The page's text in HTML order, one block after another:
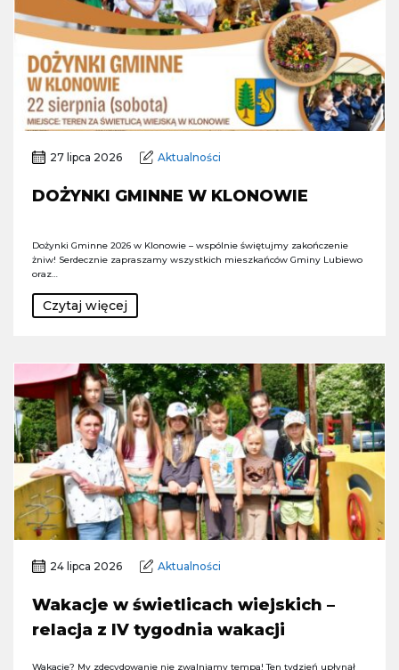
27 lipca 2026 Aktualności
DOŻYNKI GMINNE W KLONOWIE
Dożynki Gminne 2026 w Klonowie – wspólnie świętujmy zakończenie
żniw! Serdecznie zapraszamy wszystkich mieszkańców Gminy Lubiewo
oraz…
Czytaj więcej
24 lipca 2026 Aktualności
Wakacje w świetlicach wiejskich –
relacja z IV tygodnia wakacji
Wakacje? My zdecydowanie nie zwalniamy tempa! Ten tydzień upłynął